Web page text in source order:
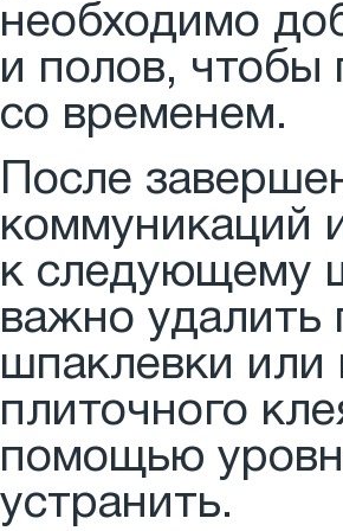
необходимо
и полов, чтобы
со временем.
После
коммуникаций
к следующему
важно удалить
шпаклевки
плиточного
помощью
устранить.